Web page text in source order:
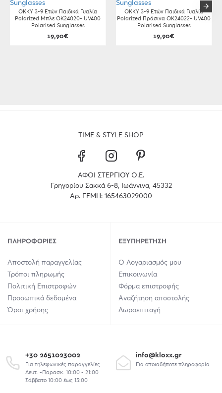
OKKY 3-9 Ετών Παιδικά Γυαλία
Polarized Μπλε OK24020- UV400
Polarised Sunglasses
19,90€
OKKY 3-9 Ετών Παιδικά Γυαλία
Polarized Πράσινα OK24022- UV400
Polarised Sunglasses
19,90€
TIME & STYLE SHOP
ΑΦΟΙ ΣΤΕΡΓΙΟΥ Ο.Ε.
Γρηγορίου Σακκά 6-8, Ιωάννινα, 45332
Αρ. ΓΕΜΗ: 165463029000
ΠΛΗΡΟΦΟΡΊΕΣ
Αποστολή παραγγελίας
Τρόποι πληρωμής
Πολιτική Επιστροφών
Προσωπικά δεδομένα
Όροι χρήσης
ΕΞΥΠΗΡΈΤΗΣΗ
Ο Λογαριασμός μου
Επικοινωνία
Φόρμα επιστροφής
Αναζήτηση αποστολής
Δωροεπιταγή
+30 2651023002
Για τηλεφωνικές παραγγελίες
Δευτ. -Παρασκ. 10:00 - 21:00
Σάββατο 10:00 έως 15:00
info@kloxx.gr
Για οποιαδήποτε πληροφορία